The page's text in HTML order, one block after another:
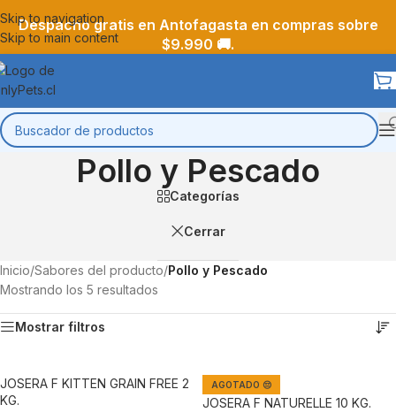
Skip to navigation
Skip to main content
Despacho gratis en Antofagasta en compras sobre
$9.990 🚚.
Pollo y Pescado
Categorías
Cerrar
Inicio/Sabores del producto/Pollo y Pescado
Mostrando los 5 resultados
Mostrar filtros
JOSERA F KITTEN GRAIN FREE 2
KG.
AGOTADO 😔
JOSERA F NATURELLE 10 KG.